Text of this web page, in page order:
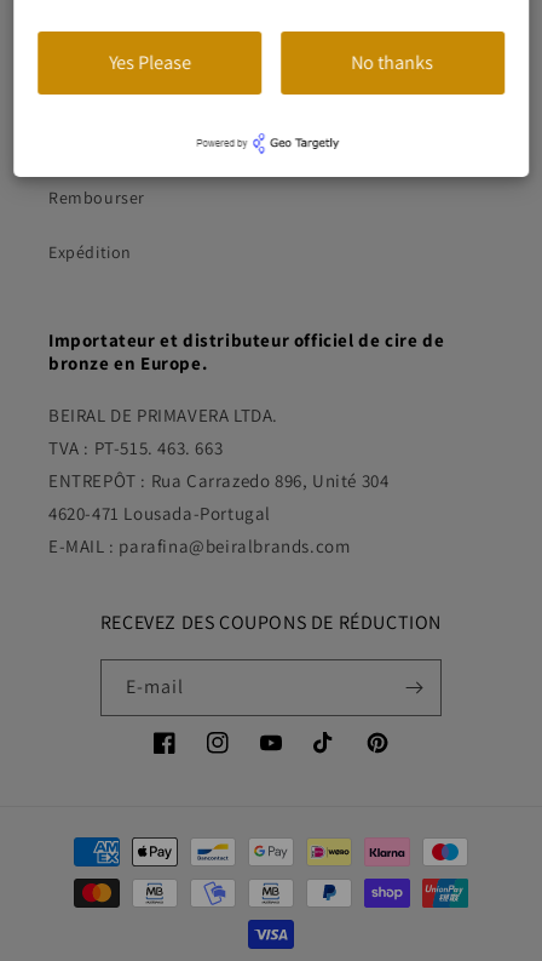
Rembourser
Expédition
Importateur et distributeur officiel de cire de
bronze en Europe.
BEIRAL DE PRIMAVERA LTDA.
TVA : PT-515. 463. 663
ENTREPÔT : Rua Carrazedo 896, Unité 304
4620-471 Lousada-Portugal
E-MAIL : parafina@beiralbrands.com
RECEVEZ DES COUPONS DE RÉDUCTION
E-mail
FacebookInstagramYouTubeTikTok Pinterest
Moyens
paiement
Yes Please No thanks